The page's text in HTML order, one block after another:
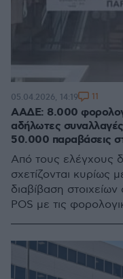
ΑΑΔΕ: 8.000
αδήλωτες
50.000 παραβάσεις
Από τους ελέγχους
σχετίζονται κυρίως
διαβίβαση
POS με τις
05.04.2026, 14:19 11